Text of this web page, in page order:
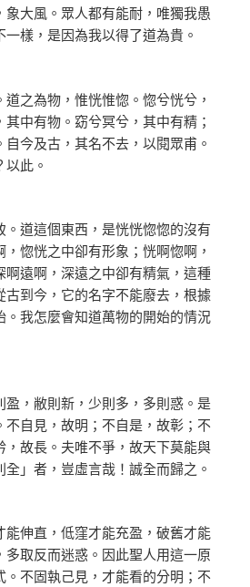
象大風。眾人都有能耐，唯獨我愚
樣，是因為我以得了道為貴。
之為物，惟恍惟惚。惚兮恍兮，
中有物。窈兮冥兮，其中有精；
今及古，其名不去，以閱眾甫。
此。
。道這個東西，是恍恍惚惚的沒有
惚恍之中卻有形象；恍啊惚啊，
啊遠啊，深遠之中卻有精氣，這種
古到今，它的名字不能廢去，根據
。我怎麼會知道萬物的開始的情況
盈，敝則新，少則多，多則惑。是
不自見，故明；不自是，故彰；不
，故長。夫唯不爭，故天下莫能與
」者，豈虛言哉！誠全而歸之。
能伸直，低窪才能充盈，破舊才能
多取反而迷惑。因此聖人用這一原
。不固執己見，才能看的分明；不